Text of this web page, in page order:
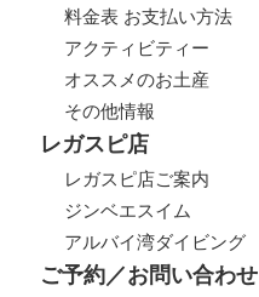
料金表 お支払い方法
アクティビティー
オススメのお土産
その他情報
レガスピ店
レガスピ店ご案内
ジンベエスイム
アルバイ湾ダイビング
ご予約／お問い合わせ